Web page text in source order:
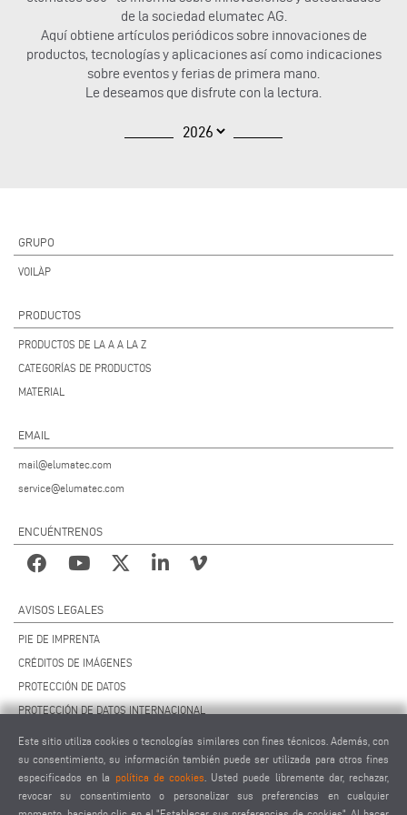
de la sociedad elumatec AG.
Aquí obtiene artículos periódicos sobre innovaciones de
productos, tecnologías y aplicaciones así como indicaciones
sobre eventos y ferias de primera mano.
Le deseamos que disfrute con la lectura.
GRUPO
VOILÀP
PRODUCTOS
PRODUCTOS DE LA A A LA Z
CATEGORÍAS DE PRODUCTOS
MATERIAL
EMAIL
mail@elumatec.com
service@elumatec.com
ENCUÉNTRENOS
AVISOS LEGALES
PIE DE IMPRENTA
CRÉDITOS DE IMÁGENES
PROTECCIÓN DE DATOS
PROTECCIÓN DE DATOS INTERNACIONAL
CONTRATO DE MANTENIMIENTO REMOTO
AJUSTES DE COOKIES
CÓDIGO DE CONDUCTA PARA PROVEEDORES
Este sitio utiliza cookies o tecnologías similares con fines técnicos. Además, con
su consentimiento, su información también puede ser utilizada para otros fines
especificados en la
política de cookies . Usted puede libremente dar, rechazar,
revocar su consentimiento o personalizar sus preferencias en cualquier